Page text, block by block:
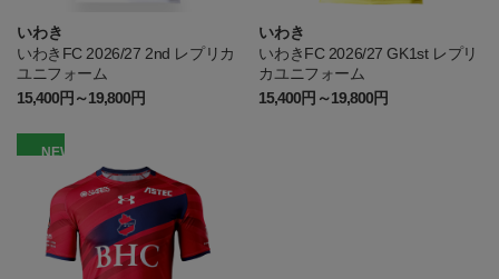
いわき
いわきFC 2026/27 2nd レプリカ
ユニフォーム
15,400円～19,800円
いわき
いわきFC 2026/27 GK1st レプリ
カユニフォーム
15,400円～19,800円
NEW